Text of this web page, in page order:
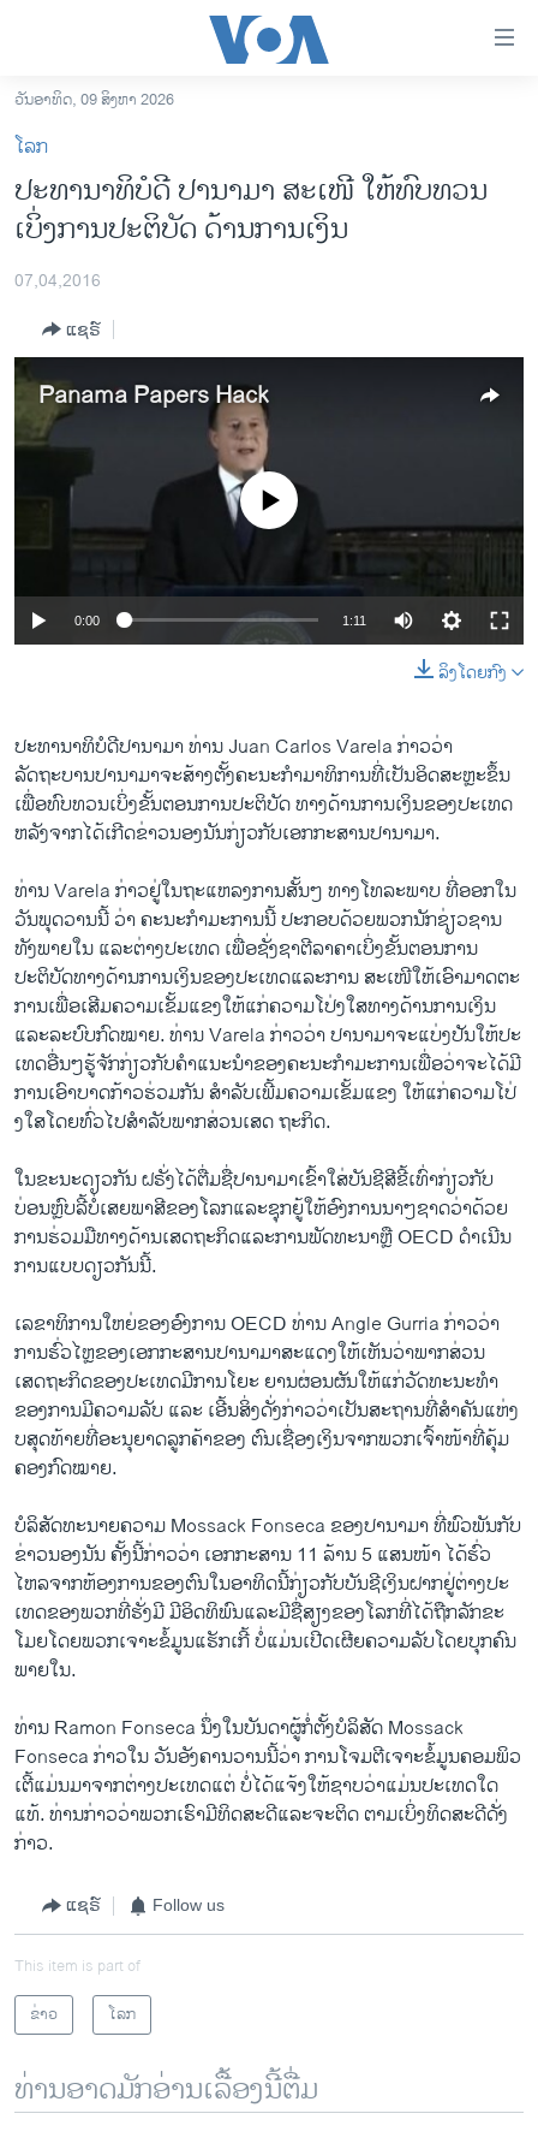
ເຂົ້າ
ຫາ
ຂ້າມ
ຂ້າມ
ຫາ
ອາເມຣິກາ
ຂ່າວ​ຈີນ
ໂລກ
ເອເຊຍ
ອິດສະຫຼະພາບດ້ານການຂ່າວ
ຊີວິດຊາວລາວ
ວິທະຍາສາດ-ເທັກໂນໂລຈີ
ທຸລະກິດ
ພາສາອັງກິດ
ສຽງ
ລາຍການກະຈາຍສຽງ
ລາຍງານ
ຕິດຕາມພວກເຮົາ ທີ່
ພາສາຕ່າງໆ
ວັນອາທິດ, 09 ສິງຫາ 2026
ໂລກ
ປະທານາທິບໍດີ ປານາມາ ສະເໜີ ໃຫ້ທົບທວນ
ເບິ່ງການປະຕິບັດ ດ້ານການເງິນ
07,04,2016
ແຊຣ໌
Panama Papers Hack
No media source currently available
0:00 1:11
ລິງໂດຍກົງ
ປະທານາທິບໍດີ​ປາ​ນາມາ ທ່ານ Juan Carlos Varela ກ່າວ​ວ່າ
ລັດຖະບານປາ​ນາມາ​ຈະ​ສ້າງຕັ້ງຄະນະ​ກຳມາ​ທິການ​ທີ່​ເປັນ​ອິດສະຫຼະຂຶ້ນ
ເພື່ອ​ທົບ​ທວນ​ເບິ່ງ​ຂັ້ນຕອນ​ການ​ປະຕິບັດ​ ທາງດ້ານ​ການ​ເງິນ​ຂອງ​ປະ​ເທດ
ຫລັງ​ຈາກ​ໄດ້​ເກີດ​ຂ່າວ​ນອງ​ນັນ​ກ່ຽວ​ກັບ​ເອກ​ກະສາ​ນປາ​ນາມາ.
ທ່ານ Varela ກ່າວ​ຢູ່​ໃນ​ຖະ​ແຫລ​ງການສັ້ນໆ​ ທາງໂທລະພາບ​ ທີ່​ອອກ​ໃນ​
ວັນ​ພຸດ​ວານ​ນີ້ ວ່າ ຄະນະ​ກຳມະການ​ນີ້ ​ປະກອບ​ດ້ວຍພວກ​ນັກ​ຊ່ຽວຊານ​
ທັງ​ພາຍໃນ ແລະ​ຕ່າງປະ​ເທດ ​ເພື່ອ​ຊັ່ງຊາ​ຕີ​ລາຄາ​ເບິ່ງ​ຂັ້ນຕອນ​ການ​
ປະຕິບັດ​ທາງ​ດ້ານການ​ເງິນ​ຂອງ​ປະ​ເທດແລະ​ການ ສະ​ເໜີ​ໃຫ້​ເອົາ​ມາດ​ຕະ
ການ​ເພື່ອ​ເສີມ​ຄວາມ​ເຂັ້ມແຂງ​ໃຫ້ແກ່​ຄວາມ​ໂປ່​ງ​ໃສ​ທາງ​ດ້ານ​ການ​ເງິນ​
ແລະ​ລະບົບ​ກົດໝາຍ​. ທ່ານ Varela ກ່າວ​ວ່າ ປາ​ນາມາ​ຈະ​ແບ່ງ​ປັນ​ໃຫ້​ປະ​
ເທດ​ອື່ນໆ​ຮູ້ຈັກ​ກ່ຽວ​ກັບ​ຄຳ​ແນະນຳຂອງ​ຄະນະ​ກຳມະການ​ເພື່ອ​ວ່າ​ຈະ​ໄດ້​ມີ​
ການ​ເອົາ​ບາດກ້າວ​ຮ່ວມ​ກັນ​ ສຳລັບ​ເພີ້ມຄວາມ​ເຂັ້ມແຂງ​ ໃຫ້​ແກ່​ຄວາມ​ໂປ່​
ງ​ໃສໂດຍ​ທົ່ວ​ໄປສຳລັບ​ພາກສ່ວນ​ເສດ ຖະກິດ.
​ໃນ​ຂະນະ​ດຽວ​ກັນ ຝຣັ່ງ​ໄດ້​ຕື່ມ​ຊື່​ປາ​ນາມາ​ເຂົ້າ​ໃສ່​ບັນຊີ​ສີຂີ້​ເທົ່າ​ກ່ຽວ​ກັບ​
ບ່ອນ​ຫຼົບລີ້ບໍ່​ເສຍ​ພາສີ​ຂອງ​ໂລກ​ແລະ​ຊຸກຍູ້​ໃຫ້​ອົງການ​ນາໆ​ຊາດ​ວ່າ​ດ້ວຍ​
ການ​ຮ່ວມ​ມື​ທາງດ້ານ​ເສດຖະກິດ​ແລະ​ການ​ພັດທະນາຫຼື OECD ດຳ​ເນີນ​
ການ​ແບບ​ດຽວ​ກັນນີ້.
​ເລຂາທິການ​ໃຫຍ່​ຂອງອົງການ OECD ທ່ານ Angle Gurria ກ່າວ​ວ່າ
ການ​ຮົ່ວ​ໄຫຼຂອງ​ເອກ​ກະສາ​ນປາ​ນາ​ມາສະ​ແດງ​ໃຫ້​ເຫັນ​ວ່າພາກ​ສ່ວນ​
ເສດຖະກິດຂອງ​ປະ​ເທດ​ມີ​ການ​ໂຍະ ຍານ​ຜ່ອນຜັນ​ໃຫ້​ແກ່​ວັດ​ທະນະ​ທຳ​
ຂອງ​ການມີຄວາມ​ລັບ ​ແລະ ​ເອີ້ນສິ່ງ​ດັ່ງກ່າວ​ວ່າເປັນ​ສະຖານທີ່​ສຳຄັນແຫ່ງ​
ບ​ສຸດ​ທ້າຍ​ທີ່​ອະນຸຍາດລູກ​ຄ້າ​ຂອງ ຕົນເຊື່ອງ​ເງິນ​ຈາກ​ພວກ​ເຈົ້າໜ້າ​ທີ່​ຄຸ້ມ​
ຄອງ​ກົດໝາຍ.
ບໍລິສັດ​ທະນາຍຄວາມ​ Mossack Fonseca ຂອງ​ປາ​ນາມາ ​ທີ່​ພົວພັນ​ກັບ​
ຂ່າວ​ນອງ​ນັນ ຄັ້ງນີ້ກ່າວ​ວ່າ ​ເອກ​ກະສາ​ນ 11 ລ້ານ 5 ​ແສນ​ໜ້າ ​ໄດ້​ຮົ່ວ​
ໄຫລ​ຈາກຫ້ອງການ​ຂອງ​ຕົນ​ໃນ​ອາທິດ​ນີ້ກ່ຽວ​ກັບ​ບັນຊີ​ເງິນ​ຝາກ​ຢູ່​ຕ່າງປະ​
ເທດ​ຂອງ​ພວກ​ທີ່​ຮັ່ງມີ ມີ​ອິດ​ທິພົນແລະ​ມີ​ຊື່​ສຽງ​ຂອງ​ໂລກ​ທີ່​ໄດ້​ຖືກ​ລັກຂະ​
ໂມ​ຍ​ໂດຍພວກ​ເຈາະຂໍ້​ມູນ​ແຮັກເກີ້ ບໍ່​ແມ່ນ​ເປີດ​ເຜີຍ​ຄວາມ​ລັບ​ໂດຍ​ບຸກຄົນ​
ພາຍ​ໃນ.
ທ່ານ Ramon Fonseca ນຶ່ງ​ໃນ​ບັນດາ​ຜູ້​ກໍ່ຕັ້ງບໍລິສັດ Mossack
Fonseca ກ່າວ​ໃນ ​ວັນ​ອັງຄານ​ວານ​ນີ້ວ່າ ການ​ໂຈມ​ຕີ​ເຈາະ​ຂໍ້​ມູນ​ຄອມ​ພິວ​
ເຕີ້ແມ່ນ​ມາ​ຈາກ​ຕ່າງ​ປະ​ເທດແຕ່ ບໍ່ໄດ້​ແຈ້ງ​ໃຫ້​ຊາບ​ວ່າແມ່ນ​ປະ​ເທດ​ໃດ
ແທ້. ທ່ານກ່າວ​ວ່າພວກ​ເຮົາ​ມີ​ທິດ​ສະ​ດີແລະ​ຈະ​ຕິດ ຕາມເບິ່ງ​ທິດ​ສະ​ດີ​ດັ່ງ
ກ່າວ.
ແຊຣ໌ Follow us
This item is part of
ຂ່າວ
ໂລກ
ທ່ານອາດມັກອ່ານເລື້ອງນີ້ຕື່ມ